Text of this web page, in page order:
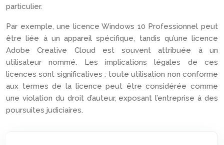
particulier.
Par exemple, une licence Windows 10 Professionnel peut
être liée à un appareil spécifique, tandis qu’une licence
Adobe Creative Cloud est souvent attribuée à un
utilisateur nommé. Les implications légales de ces
licences sont significatives : toute utilisation non conforme
aux termes de la licence peut être considérée comme
une violation du droit d’auteur, exposant l’entreprise à des
poursuites judiciaires.